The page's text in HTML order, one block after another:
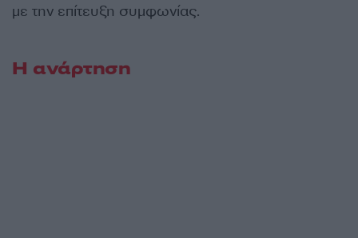
με την επίτευξη συμφωνίας.
Η ανάρτηση